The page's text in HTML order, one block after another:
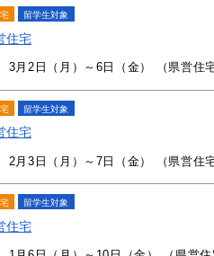
留学生対象
住宅
3月2日（月）～6日（金） （県営住宅
留学生対象
住宅
2月3日（月）～7日（金） （県営住
留学生対象
住宅